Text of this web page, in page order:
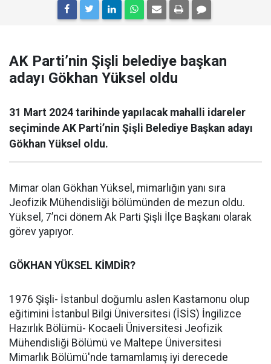
AK Parti’nin Şişli belediye başkan
adayı Gökhan Yüksel oldu
31 Mart 2024 tarihinde yapılacak mahalli idareler
seçiminde AK Parti’nin Şişli Belediye Başkan adayı
Gökhan Yüksel oldu.
Mimar olan Gökhan Yüksel, mimarlığın yanı sıra
Jeofizik Mühendisliği bölümünden de mezun oldu.
Yüksel, 7’nci dönem Ak Parti Şişli İlçe Başkanı olarak
görev yapıyor.
GÖKHAN YÜKSEL KİMDİR?
1976 Şişli- İstanbul doğumlu aslen Kastamonu olup
eğitimini İstanbul Bilgi Üniversitesi (İSİS) İngilizce
Hazırlık Bölümü- Kocaeli Üniversitesi Jeofizik
Mühendisliği Bölümü ve Maltepe Üniversitesi
Mimarlık Bölümü'nde tamamlamış iyi derecede